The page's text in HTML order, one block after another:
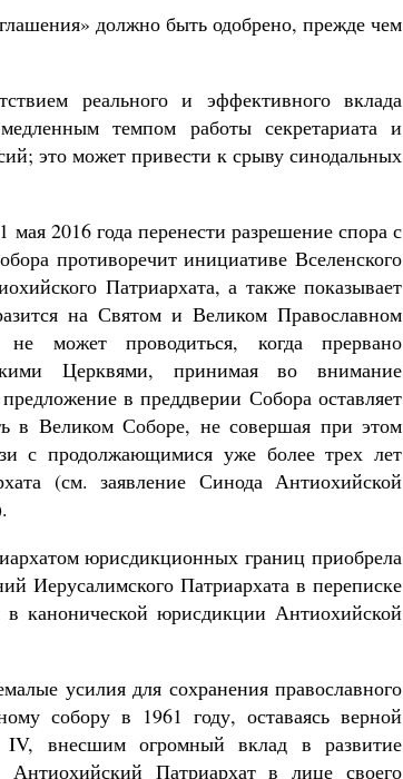
должно быть одобрено, прежде чем
реального и эффективного вклада
темпом работы секретариата и
это может привести к срыву синодальных
2016 года перенести разрешение спора с
противоречит инициативе Вселенского
Патриархата, а также показывает
на Святом и Великом Православном
может проводиться, когда прервано
Церквями, принимая во внимание
в преддверии Собора оставляет
в Великом Соборе, не совершая при этом
с продолжающимися уже более трех лет
(см. заявление Синода Антиохийской
юрисдикционных границ приобрела
Иерусалимского Патриархата в переписке
канонической юрисдикции Антиохийской
усилия для сохранения православного
собору в 1961 году, оставаясь верной
внесшим огромный вклад в развитие
Патриархат в лице своего